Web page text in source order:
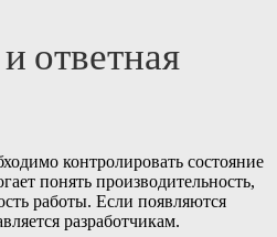
ответная
контролировать состояние
понять производительность,
работы. Если появляются
разработчикам.